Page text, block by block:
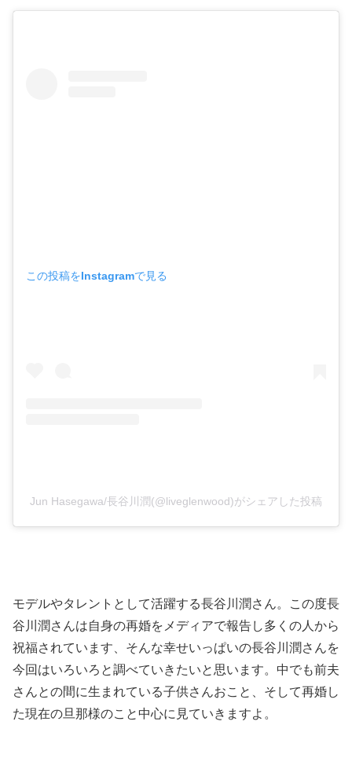
この投稿をInstagramで見る
Jun Hasegawa/長谷川潤(@liveglenwood)がシェアした投稿
モデルやタレントとして活躍する長谷川潤さん。この度長
谷川潤さんは自身の再婚をメディアで報告し多くの人から
祝福されています、そんな幸せいっぱいの長谷川潤さんを
今回はいろいろと調べていきたいと思います。中でも前夫
さんとの間に生まれている子供さんおこと、そして再婚し
た現在の旦那様のこと中心に見ていきますよ。